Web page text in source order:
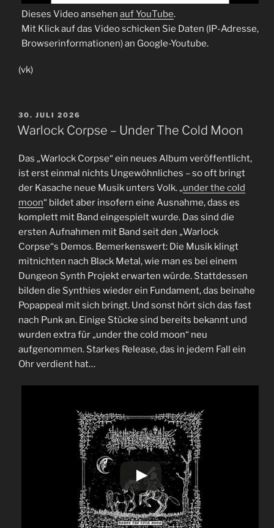
Dieses Video ansehen auf YouTube.
Mit Klick auf das Video schicken Sie Daten (IP-Adresse,
Browserinformationen) an Google-Youtube.
(vk)
VERÖFFENTLICHT
AM
30. JULI 2026
Warlock Corpse – Under The Cold Moon
Das „Warlock Corpse“ ein neues Album veröffentlicht,
ist erst einmal nichts Ungewöhnliches – so oft bringt
der Kasache neue Musik unters Volk. „under the cold
moon“ bildet aber insofern eine Ausnahme, dass es
komplett mit Band eingespielt wurde. Das sind die
ersten Aufnahmen mit Band seit den „Warlock
Corpse“s Demos. Bemerkenswert: Die Musik klingt
mitnichten nach Black Metal, wie man es bei einem
Dungeon Synth Projekt erwarten würde. Stattdessen
bilden die Synthies wieder ein Fundament, das beinahe
Popappeal mit sich bringt. Und sonst hört sich das fast
nach Punk an. Einige Stücke sind bereits bekannt und
wurden extra für „under the cold moon“ neu
aufgenommen. Starkes Release, das in jedem Fall ein
Ohr verdient hat…